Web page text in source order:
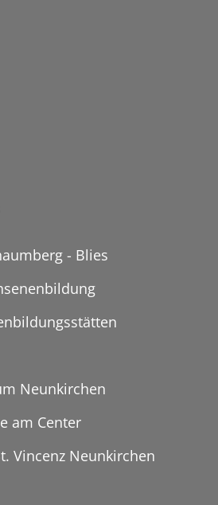
- Blies
Neunkirchen
am Center
Vincenz Neunkirchen